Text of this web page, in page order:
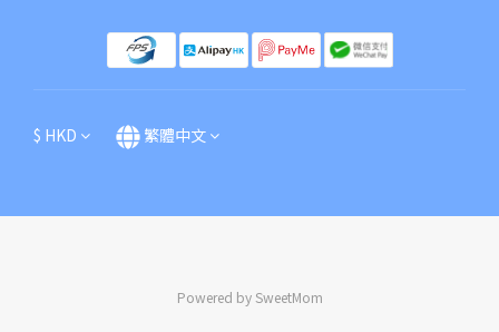
$ HKD 繁體中文
Powered by SweetMom